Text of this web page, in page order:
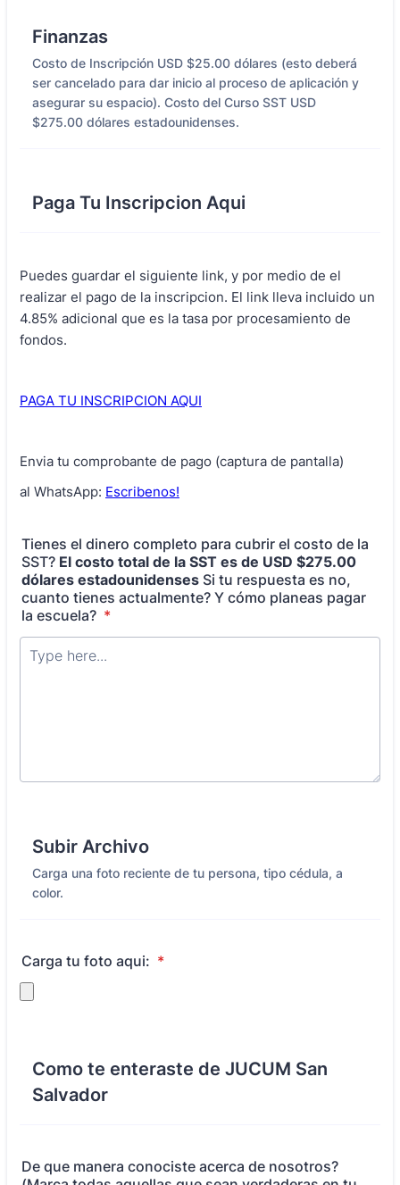
Finanzas
Costo de Inscripción USD $25.00 dólares (esto deberá
ser cancelado para dar inicio al proceso de aplicación y
asegurar su espacio). Costo del Curso SST USD
$275.00 dólares estadounidenses.
Paga Tu Inscripcion Aqui
Puedes guardar el siguiente link, y por medio de el
realizar el pago de la inscripcion. El link lleva incluido un
4.85% adicional que es la tasa por procesamiento de
fondos.
PAGA TU INSCRIPCION AQUI
Envia tu comprobante de pago (captura de pantalla)
al WhatsApp: Escribenos!
Tienes el dinero completo para cubrir el costo de la
SST? El costo total de la SST es de USD $275.00
dólares estadounidenses Si tu respuesta es no,
cuanto tienes actualmente? Y cómo planeas pagar
la escuela? *
Subir Archivo
Carga una foto reciente de tu persona, tipo cédula, a
color.
Carga tu foto aqui: *
Como te enteraste de JUCUM San
Salvador
De que manera conociste acerca de nosotros?